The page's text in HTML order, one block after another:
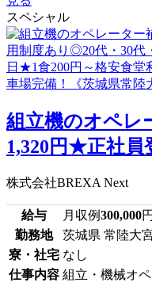
スペシャル
組立機のオペレ
1,320円★正社
株式会社BREXA Next
給与 月収例300,000円
勤務地
茨城県 常陸大
寮・社宅 なし
仕事内容 組立・機械オ